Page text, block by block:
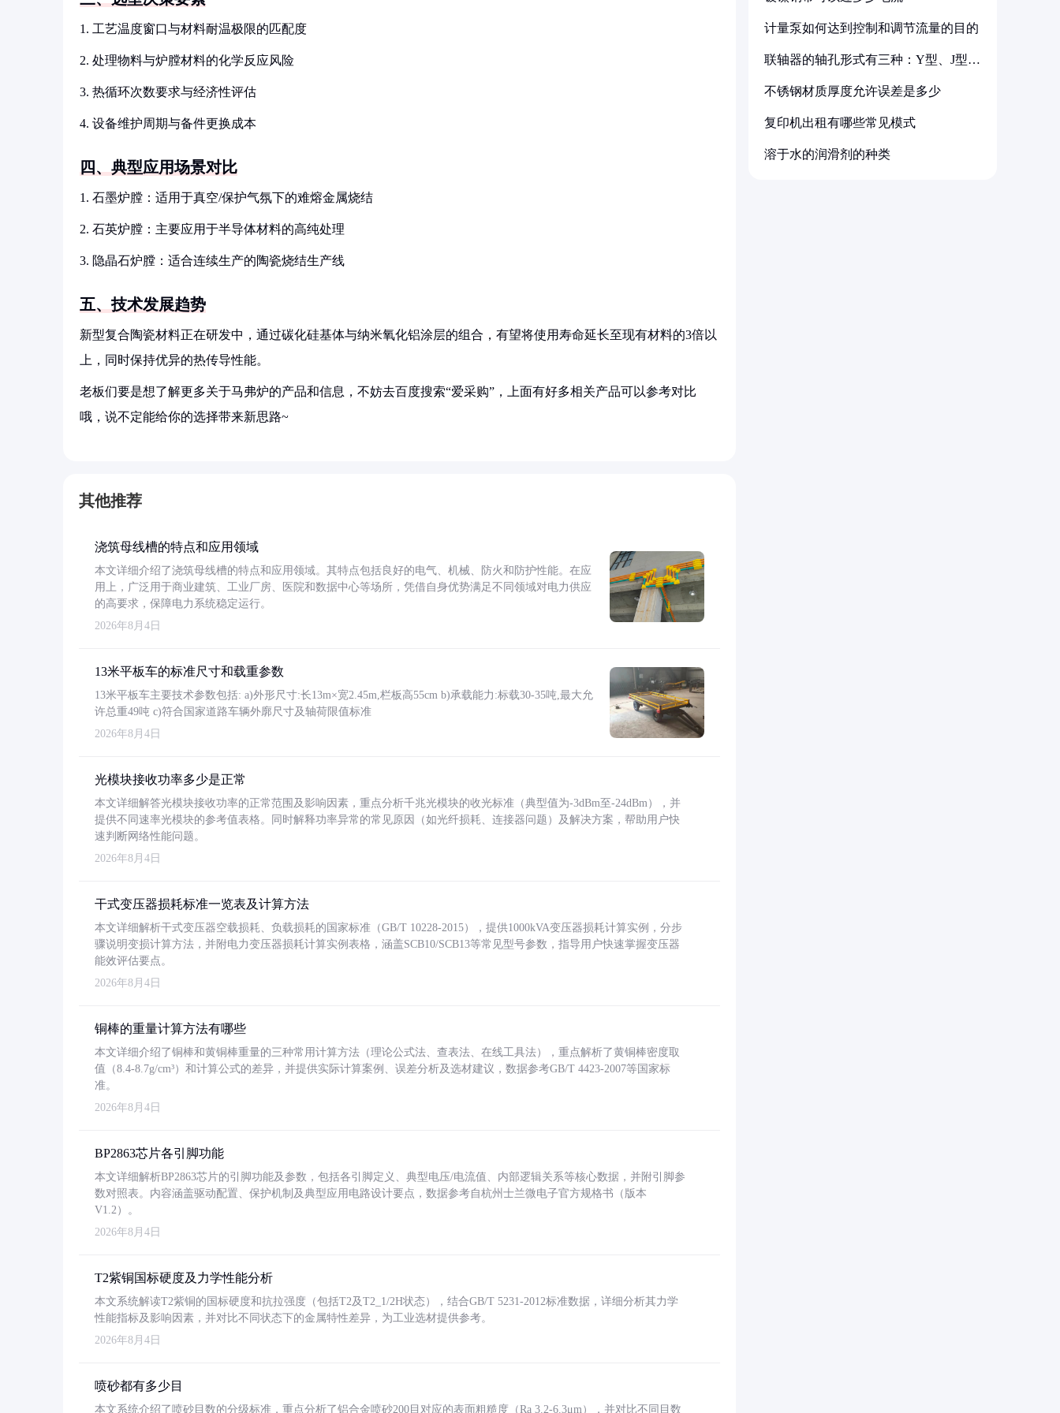
1. 工艺温度窗口与材料耐温极限的匹配度
2. 处理物料与炉膛材料的化学反应风险
3. 热循环次数要求与经济性评估
4. 设备维护周期与备件更换成本
四、典型应用场景对比
1. 石墨炉膛：适用于真空/保护气氛下的难熔金属烧结
2. 石英炉膛：主要应用于半导体材料的高纯处理
3. 隐晶石炉膛：适合连续生产的陶瓷烧结生产线
五、技术发展趋势
新型复合陶瓷材料正在研发中，通过碳化硅基体与纳米氧化铝涂层的组合，有望将使用寿命延长至现有材料的3倍以
上，同时保持优异的热传导性能。
老板们要是想了解更多关于马弗炉的产品和信息，不妨去百度搜索“爱采购”，上面有好多相关产品可以参考对比
哦，说不定能给你的选择带来新思路~
其他推荐
浇筑母线槽的特点和应用领域
本文详细介绍了浇筑母线槽的特点和应用领域。其特点包括良好的电气、机械、防火和防护性能。在应
用上，广泛用于商业建筑、工业厂房、医院和数据中心等场所，凭借自身优势满足不同领域对电力供应
的高要求，保障电力系统稳定运行。
2026年8月4日
13米平板车的标准尺寸和载重参数
13米平板车主要技术参数包括: a)外形尺寸:长13m×宽2.45m,栏板高55cm b)承载能力:标载30-35吨,最大允
许总重49吨 c)符合国家道路车辆外廓尺寸及轴荷限值标准
2026年8月4日
光模块接收功率多少是正常
本文详细解答光模块接收功率的正常范围及影响因素，重点分析千兆光模块的收光标准（典型值为-3dBm至-24dBm），并
提供不同速率光模块的参考值表格。同时解释功率异常的常见原因（如光纤损耗、连接器问题）及解决方案，帮助用户快
速判断网络性能问题。
2026年8月4日
干式变压器损耗标准一览表及计算方法
本文详细解析干式变压器空载损耗、负载损耗的国家标准（GB/T 10228-2015），提供1000kVA变压器损耗计算实例，分步
骤说明变损计算方法，并附电力变压器损耗计算实例表格，涵盖SCB10/SCB13等常见型号参数，指导用户快速掌握变压器
能效评估要点。
2026年8月4日
铜棒的重量计算方法有哪些
本文详细介绍了铜棒和黄铜棒重量的三种常用计算方法（理论公式法、查表法、在线工具法），重点解析了黄铜棒密度取
值（8.4-8.7g/cm³）和计算公式的差异，并提供实际计算案例、误差分析及选材建议，数据参考GB/T 4423-2007等国家标
准。
2026年8月4日
BP2863芯片各引脚功能
本文详细解析BP2863芯片的引脚功能及参数，包括各引脚定义、典型电压/电流值、内部逻辑关系等核心数据，并附引脚参
数对照表。内容涵盖驱动配置、保护机制及典型应用电路设计要点，数据参考自杭州士兰微电子官方规格书（版本
V1.2）。
2026年8月4日
T2紫铜国标硬度及力学性能分析
本文系统解读T2紫铜的国标硬度和抗拉强度（包括T2及T2_1/2H状态），结合GB/T 5231-2012标准数据，详细分析其力学
性能指标及影响因素，并对比不同状态下的金属特性差异，为工业选材提供参考。
2026年8月4日
喷砂都有多少目
本文系统介绍了喷砂目数的分级标准，重点分析了铝合金喷砂200目对应的表面粗糙度（Ra 3.2-6.3μm），并对比不同目数
计量泵如何达到控制和调节流量的目的
联轴器的轴孔形式有三种：Y型、J型、
不锈钢材质厚度允许误差是多少
复印机出租有哪些常见模式
溶于水的润滑剂的种类